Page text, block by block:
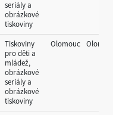
seriály a
obrázkové
tiskoviny
Tiskoviny
pro děti a
mládež,
obrázkové
seriály a
obrázkové
tiskoviny
Olomouc